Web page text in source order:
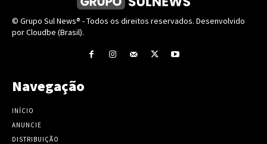
© Grupo Sul News® - Todos os direitos reservados. Desenvolvido
por Cloudbe (Brasil).
Navegação
INÍCIO
ANUNCIE
DISTRIBUIÇÃO